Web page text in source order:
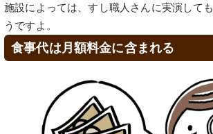
施設によっては、すし職人さんに実演して
うですよ。
食事代は月額料金に含まれる